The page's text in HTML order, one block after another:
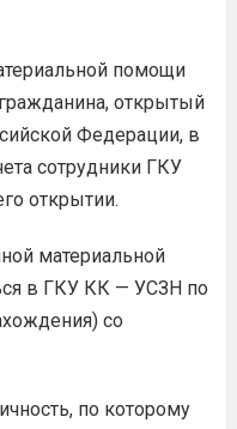
помощи
открытый
Федерации, в
сотрудники ГКУ
открытии.
материальной
в ГКУ КК — УСЗН по
со
по которому